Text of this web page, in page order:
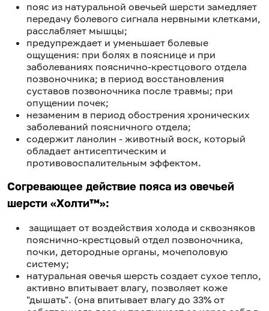
пояс из натуральной овечьей шерсти замедляет
передачу болевого сигнала нервными клетками,
расслабляет мышцы;
предупреждает и уменьшает болевые
ощущения: при болях в пояснице и при
заболеваниях пояснично-крестцового отдела
позвоночника; в период восстановления
суставов позвоночника после травмы; при
опущении почек;
незаменим в период обострения хронических
заболеваний поясничного отдела;
содержит ланолин - животный воск, который
обладает антисептическим и
противовоспалительным эффектом.
Согревающее действие пояса из овечьей
шерсти «Холти™»:
защищает от воздействия холода и сквозняков
пояснично-крестцовый отдел позвоночника,
почки, детородные органы, мочеполовую
систему;
натуральная овечья шерсть создает сухое тепло,
активно впитывает влагу, позволяет коже
"дышать". (она впитывает влагу до 33% от